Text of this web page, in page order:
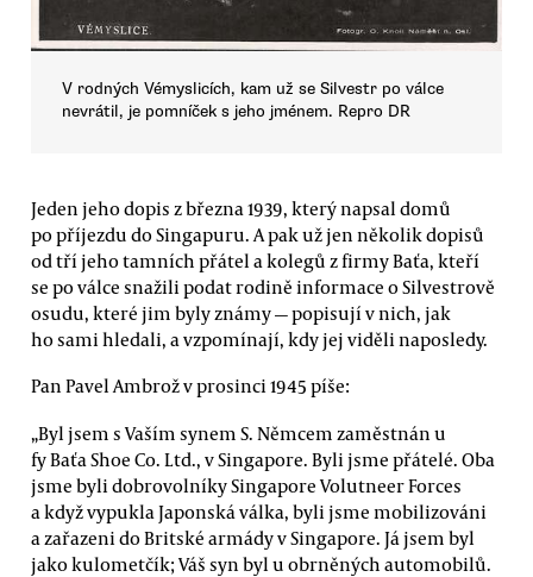
V rodných Vémyslicích, kam už se Silvestr po válce
nevrátil, je pomníček s jeho jménem. Repro DR
Jeden jeho dopis z března 1939, který napsal domů
po příjezdu do Singapuru. A pak už jen několik dopisů
od tří jeho tamních přátel a kolegů z firmy Baťa, kteří
se po válce snažili podat rodině informace o Silvestrově
osudu, které jim byly známy — popisují v nich, jak
ho sami hledali, a vzpomínají, kdy jej viděli naposledy.
Pan Pavel Ambrož v prosinci 1945 píše:
„Byl jsem s Vaším synem S. Němcem zaměstnán u
fy Baťa Shoe Co. Ltd., v Singapore. Byli jsme přátelé. Oba
jsme byli dobrovolníky Singapore Volutneer Forces
a když vypukla Japonská válka, byli jsme mobilizováni
a zařazeni do Britské armády v Singapore. Já jsem byl
jako kulometčík; Váš syn byl u obrněných automobilů.